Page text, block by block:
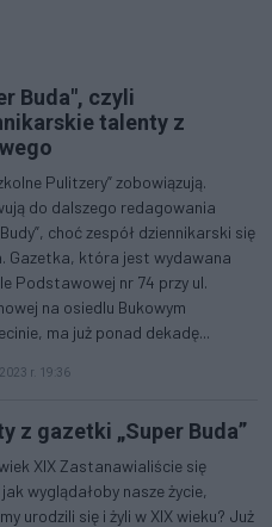
Buda", czyli
talenty z
Pulitzery” zobowiązują.
do dalszego redagowania
choć zespół dziennikarski się
Gazetka, która jest wydawana
Podstawowej nr 74 przy ul.
na osiedlu Bukowym
ma już ponad dekadę...
r. 19:36
z gazetki „Super Buda”
XIX Zastanawialiście się
wyglądałoby nasze życie,
urodzili się i żyli w XIX wieku? Już